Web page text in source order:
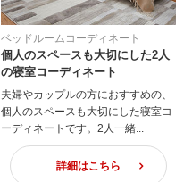
ベッドルームコーディネート
個人のスペースも大切にした2人
の寝室コーディネート
夫婦やカップルの方におすすめの、
個人のスペースも大切にした寝室コ
ーディネートです。2人一緒...
詳細はこちら